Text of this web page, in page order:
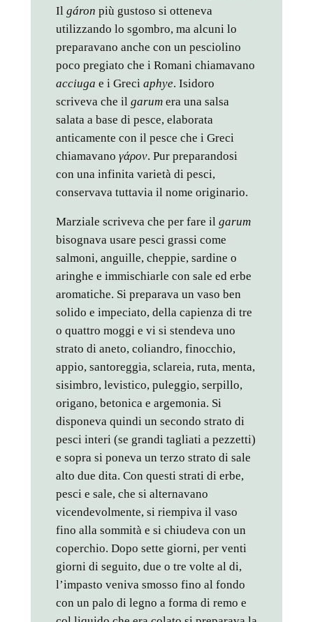
Il gáron più gustoso si otteneva
utilizzando lo sgombro, ma alcuni lo
preparavano anche con un pesciolino
poco pregiato che i Romani chiamavano
acciuga e i Greci aphye. Isidoro
scriveva che il garum era una salsa
salata a base di pesce, elaborata
anticamente con il pesce che i Greci
chiamavano γάρον. Pur preparandosi
con una infinita varietà di pesci,
conservava tuttavia il nome originario.
Marziale scriveva che per fare il garum
bisognava usare pesci grassi come
salmoni, anguille, cheppie, sardine o
aringhe e immischiarle con sale ed erbe
aromatiche. Si preparava un vaso ben
solido e impeciato, della capienza di tre
o quattro moggi e vi si stendeva uno
strato di aneto, coliandro, finocchio,
appio, santoreggia, sclareia, ruta, menta,
sisimbro, levistico, puleggio, serpillo,
origano, betonica e argemonia. Si
disponeva quindi un secondo strato di
pesci interi (se grandi tagliati a pezzetti)
e sopra si poneva un terzo strato di sale
alto due dita. Con questi strati di erbe,
pesci e sale, che si alternavano
vicendevolmente, si riempiva il vaso
fino alla sommità e si chiudeva con un
coperchio. Dopo sette giorni, per venti
giorni di seguito, due o tre volte al di,
l’impasto veniva smosso fino al fondo
con un palo di legno a forma di remo e